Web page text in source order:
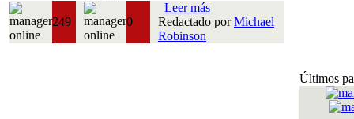
249 0
Leer más
Redactado porMichael
Robinson
Últimos